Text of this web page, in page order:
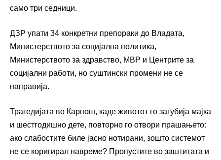
само три седници.
ДЗР упати 34 конкретни препораки до Владата,
Министерството за социјална политика,
Министерството за здравство, МВР и Центрите за
социјални работи, но суштински промени не се
направија.
Трагедијата во Карпош, каде животот го загубија мајка
и шестгодишно дете, повторно го отвори прашањето:
ако слабостите биле јасно нотирани, зошто системот
не се коригирал навреме? Пропустите во заштитата и